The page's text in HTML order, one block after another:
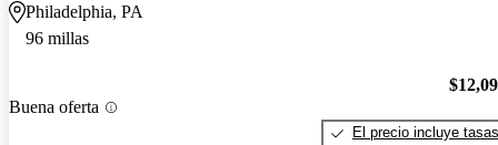
Philadelphia, PA
96 millas
Buena oferta
El precio incluye tasas